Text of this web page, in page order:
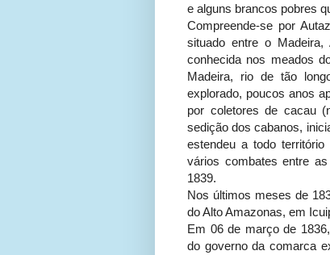
e alguns brancos pobres
Compreende-se por
situado entre o
conhecida nos meados
Madeira, rio de tão
explorado, poucos anos
por coletores de cacau
sedição dos cabanos,
estendeu a todo
vários combates entre
1839.
Nos últimos meses de
do Alto Amazonas, em
Em 06 de março de
do governo da comarca